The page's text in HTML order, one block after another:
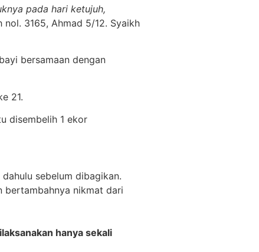
pada hari ketujuh,
nol. 3165, Ahmad 5/12. Syaikh
bersamaan dengan
21.
disembelih 1 ekor
sebelum dibagikan.
bertambahnya nikmat dari
hanya sekali